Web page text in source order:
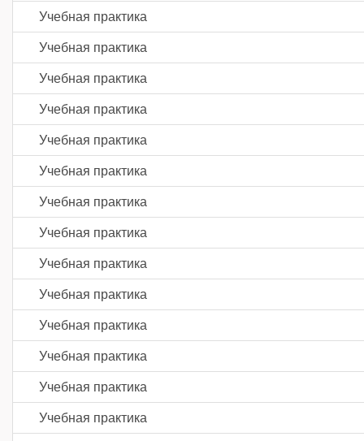
Учебная практика
Учебная практика
Учебная практика
Учебная практика
Учебная практика
Учебная практика
Учебная практика
Учебная практика
Учебная практика
Учебная практика
Учебная практика
Учебная практика
Учебная практика
Учебная практика